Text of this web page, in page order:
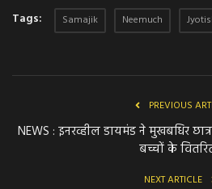
Tags: Samajik Neemuch
PREVIOUS
NEWS : इनरव्हील डायमंड ने मुखबधिर
बच्चों के
NEXT ARTICLE